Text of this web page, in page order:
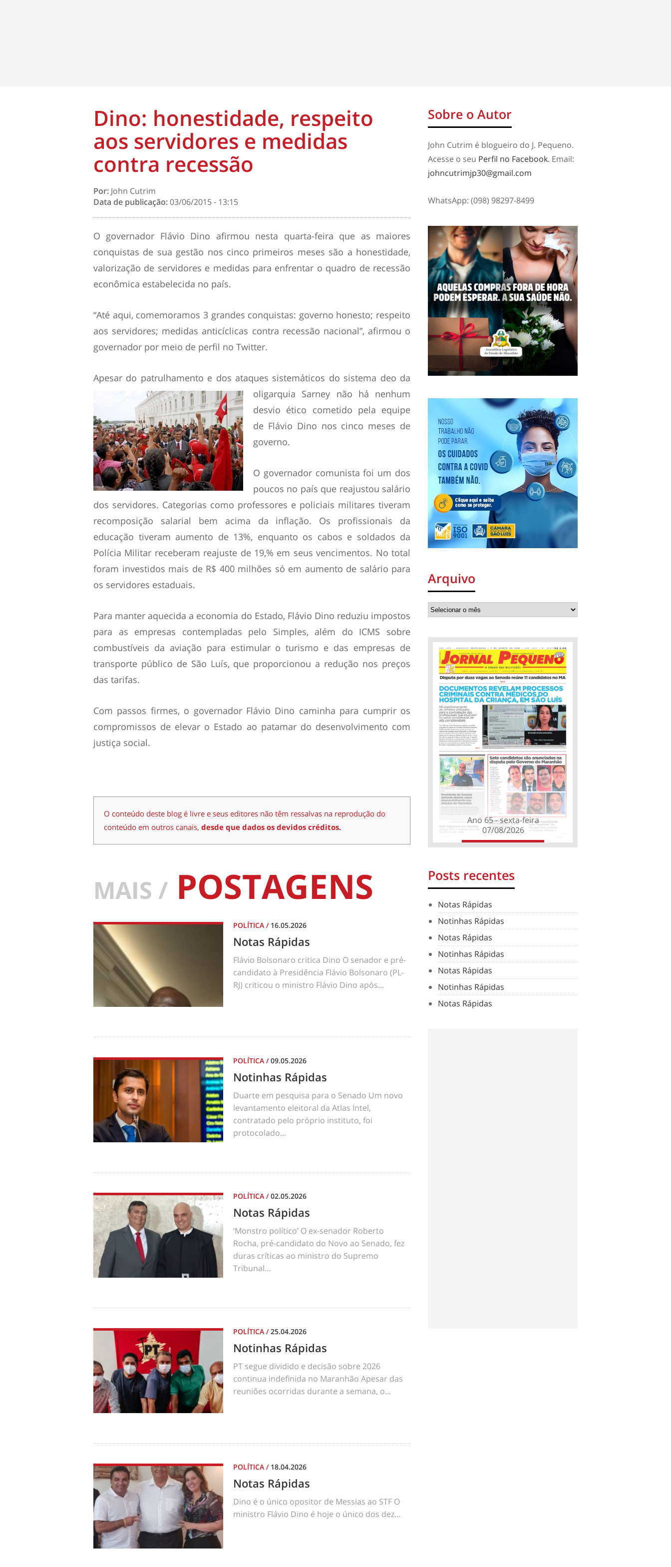
Dino: honestidade, respeito
aos servidores e medidas
contra recessão
Por: John Cutrim
Data de publicação:03/06/2015 - 13:15
O governador Flávio Dino afirmou nesta quarta-feira que as maiores
conquistas de sua gestão nos cinco primeiros meses são a honestidade,
valorização de servidores e medidas para enfrentar o quadro de recessão
econômica estabelecida no país.
“Até aqui, comemoramos 3 grandes conquistas: governo honesto; respeito
aos servidores; medidas anticíclicas contra recessão nacional”, afirmou o
governador por meio de perfil no Twitter.
Apesar do patrulhamento e dos ataques sistemáticos do sistema deo da
oligarquia Sarney não há nenhum
desvio ético cometido pela equipe
de Flávio Dino nos cinco meses de
governo.
O governador comunista foi um dos
poucos no país que reajustou salário
dos servidores. Categorias como professores e policiais militares tiveram
recomposição salarial bem acima da inflação. Os profissionais da
educação tiveram aumento de 13%, enquanto os cabos e soldados da
Polícia Militar receberam reajuste de 19,% em seus vencimentos. No total
foram investidos mais de R$ 400 milhões só em aumento de salário para
os servidores estaduais.
Para manter aquecida a economia do Estado, Flávio Dino reduziu impostos
para as empresas contempladas pelo Simples, além do ICMS sobre
combustíveis da aviação para estimular o turismo e das empresas de
transporte público de São Luís, que proporcionou a redução nos preços
das tarifas.
Com passos firmes, o governador Flávio Dino caminha para cumprir os
compromissos de elevar o Estado ao patamar do desenvolvimento com
justiça social.
O conteúdo deste blog é livre e seus editores não têm ressalvas na reprodução do
conteúdo em outros canais, desde que dados os devidos créditos.
MAIS / POSTAGENS
POLÍTICA / 16.05.2026
Notas Rápidas
Flávio Bolsonaro critica Dino O senador e pré-
candidato à Presidência Flávio Bolsonaro (PL-
RJ) criticou o ministro Flávio Dino após...
POLÍTICA /09.05.2026
Notinhas Rápidas
Duarte em pesquisa para o Senado Um novo
levantamento eleitoral da Atlas Intel,
contratado pelo próprio instituto, foi
protocolado...
POLÍTICA /02.05.2026
Notas Rápidas
‘Monstro político’ O ex-senador Roberto
Rocha, pré-candidato do Novo ao Senado, fez
duras críticas ao ministro do Supremo
Tribunal...
POLÍTICA /25.04.2026
Notinhas Rápidas
PT segue dividido e decisão sobre 2026
continua indefinida no Maranhão Apesar das
reuniões ocorridas durante a semana, o...
POLÍTICA / 18.04.2026
Notas Rápidas
Dino é o único opositor de Messias ao STF O
ministro Flávio Dino é hoje o único dos dez...
Sobre o Autor
John Cutrim é blogueiro do J. Pequeno.
Acesse o seu Perfil no Facebook. Email:
johncutrimjp30@gmail.com
WhatsApp: (098) 98297-8499
Arquivo
Ano 65 - sexta-feira
07/08/2026
Posts recentes
Notas Rápidas
Notinhas Rápidas
Notas Rápidas
Notinhas Rápidas
Notas Rápidas
Notinhas Rápidas
Notas Rápidas